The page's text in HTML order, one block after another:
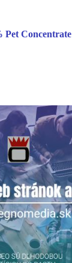
Pet Concentrate